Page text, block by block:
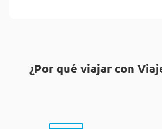
¿Por qué viajar con